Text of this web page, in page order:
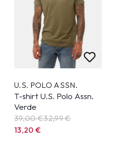
U.S. POLO ASSN.
T-shirt U.S. Polo Assn.
Verde
39,00 €32,99€
13,20€